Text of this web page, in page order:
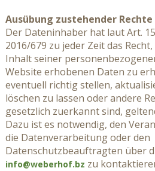
Ausübung zustehender Rechte
Der Dateninhaber hat laut Art. 15
2016/679 zu jeder Zeit das
Inhalt seiner
Website erhobenen Daten zu
eventuell richtig stellen,
löschen zu lassen oder andere
gesetzlich zuerkannt sind,
Dazu ist es notwendig, den
die Datenverarbeitung oder den
Datenschutzbeauftragten über
info@weberhof.bz zu